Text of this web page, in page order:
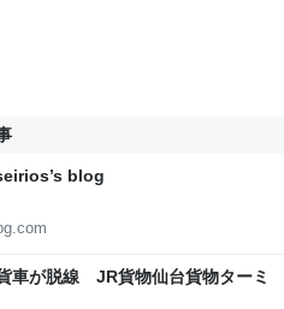
blog
車が脱線 JR貨物仙台貨物ターミ